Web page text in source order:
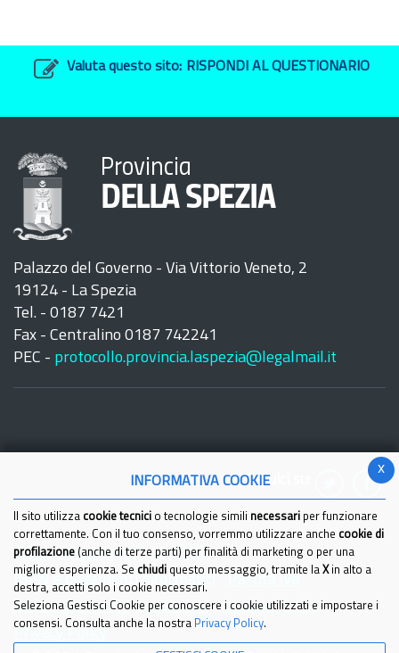
Valuta questo sito: RISPONDI AL QUESTIONARIO
Provincia
DELLA SPEZIA
Palazzo del Governo - Via Vittorio Veneto, 2
19124 - La Spezia
Tel. - 0187 7421
Fax - Centralino 0187 742241
PEC - protocollo.provincia.laspezia@legalmail.it
Seguici su:
Come raggiungerci
Link Utili
IBAN e pagamenti informatici
Partita Iva
Dichiarazione di Accessibilita'
Cookies Policy
x
INFORMATIVA COOKIE
Il sito utilizza cookie tecnici o tecnologie simili necessari per funzionare
correttamente. Con il tuo consenso, vorremmo utilizzare anche cookie di
profilazione (anche di terze parti) per finalità di marketing o per una
migliore esperienza. Se chiudi questo messaggio, tramite la Xin alto a
destra, accetti solo i cookie necessari.
Seleziona Gestisci Cookie per conoscere i cookie utilizzati e impostare i
consensi. Consulta anche la nostra Privacy Policy.